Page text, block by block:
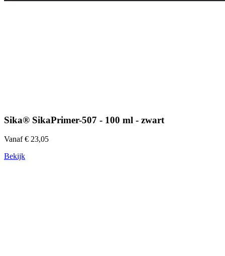
Sika® SikaPrimer-507 - 100 ml - zwart
Vanaf € 23,05
Bekijk